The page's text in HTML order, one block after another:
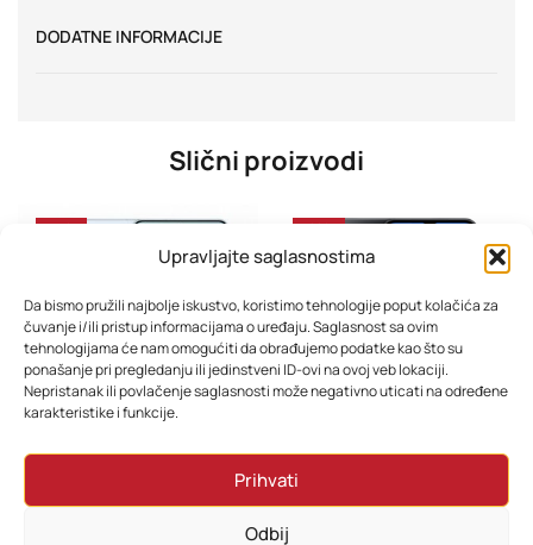
Upravljajte saglasnostima
Da bismo pružili najbolje iskustvo, koristimo tehnologije poput kolačića za
čuvanje i/ili pristup informacijama o uređaju. Saglasnost sa ovim
tehnologijama će nam omogućiti da obrađujemo podatke kao što su
ponašanje pri pregledanju ili jedinstveni ID-ovi na ovoj veb lokaciji.
Nepristanak ili povlačenje saglasnosti može negativno uticati na određene
karakteristike i funkcije.
Prihvati
Odbij
DODATNE INFORMACIJE
Slični proizvodi
-33% -28%